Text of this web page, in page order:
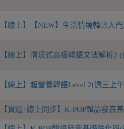
【線上】【NEW】生活情境韓語入
【線上】情境式高級韓語文法解析2
【線上】超營養韓語Level 2(週三上
【實體+線上同步】K-POP韓語發音